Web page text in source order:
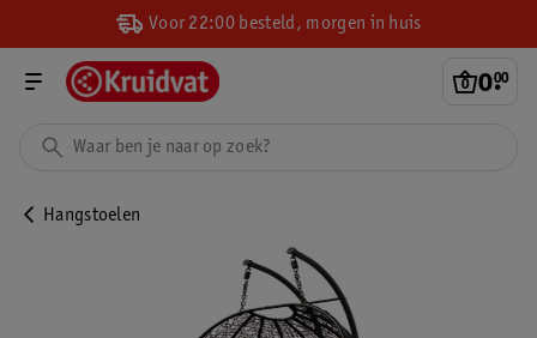
Voor 22:00 besteld, morgen in huis
0.
00
Hangstoelen